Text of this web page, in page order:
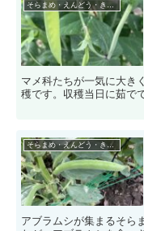
そらまめ・えんどう・きぬさや
マメ科たちが一気に大き
穫です。収穫当日に茹で
そらまめ・えんどう・きぬさや
アブラムシが集まるそら